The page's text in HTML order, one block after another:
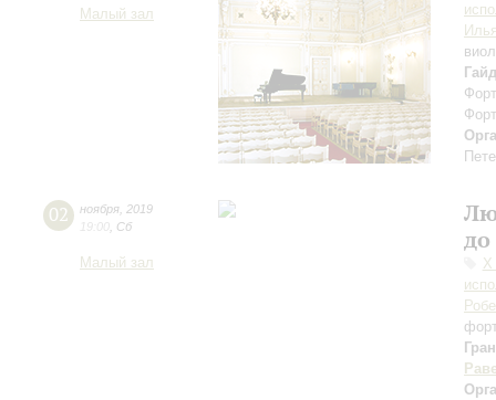
Малый зал
02 ноября 2019
19:00
Сб
Малый зал
до
Х